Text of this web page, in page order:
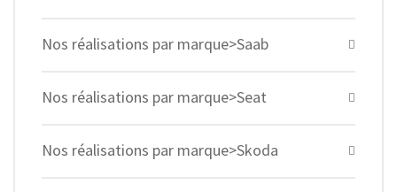
Nos réalisations par marque>Saab
Nos réalisations par marque>Seat
Nos réalisations par marque>Skoda